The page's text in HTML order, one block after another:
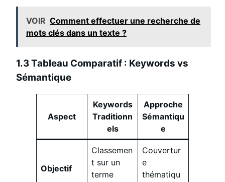
VOIR Comment effectuer une recherche de
mots clés dans un texte ?
1.3 Tableau Comparatif : Keywords vs
Sémantique
Aspect
Keywords
Traditionn
els
Approche
Sémantiqu
e
Objectif
Classemen
t sur un
terme
Couvertur
e
thématiqu